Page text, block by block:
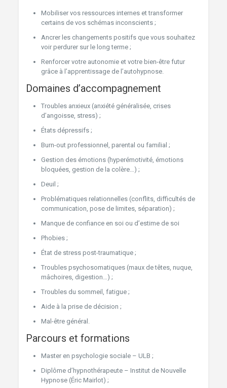
Mobiliser vos ressources internes et transformer
certains de vos schémas inconscients ;
Ancrer les changements positifs que vous souhaitez
voir perdurer sur le long terme ;
Renforcer votre autonomie et votre bien-être futur
grâce à l’apprentissage de l’autohypnose.
Domaines d’accompagnement
Troubles anxieux (anxiété généralisée, crises
d’angoisse, stress) ;
États dépressifs ;
Burn-out professionnel, parental ou familial ;
Gestion des émotions (hyperémotivité, émotions
bloquées, gestion de la colère…) ;
Deuil ;
Problématiques relationnelles (conflits, difficultés de
communication, pose de limites, séparation) ;
Manque de confiance en soi ou d’estime de soi
Phobies ;
État de stress post-traumatique ;
Troubles psychosomatiques (maux de têtes, nuque,
mâchoires, digestion…) ;
Troubles du sommeil, fatigue ;
Aide à la prise de décision ;
Mal-être général.
Parcours et formations
Master en psychologie sociale – ULB ;
Diplôme d’hypnothérapeute – Institut de Nouvelle
Hypnose (Éric Mairlot) ;